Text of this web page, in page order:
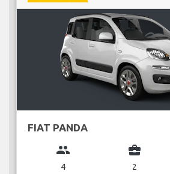
FIAT PANDA
group
4
business_center
2